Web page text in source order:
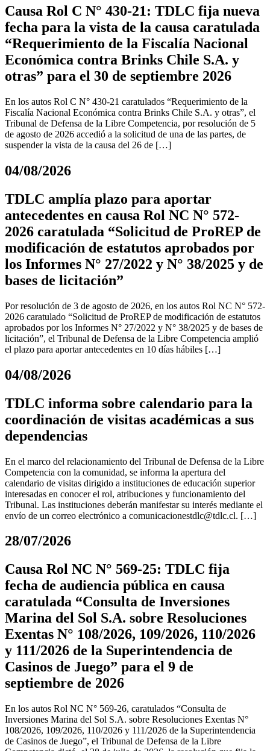
Causa Rol C N° 430-21: TDLC fija nueva
fecha para la vista de la causa caratulada
“Requerimiento de la Fiscalía Nacional
Económica contra Brinks Chile S.A. y
otras” para el 30 de septiembre 2026
En los autos Rol C N° 430-21 caratulados “Requerimiento de la
Fiscalía Nacional Económica contra Brinks Chile S.A. y otras”, el
Tribunal de Defensa de la Libre Competencia, por resolución de 5
de agosto de 2026 accedió a la solicitud de una de las partes, de
suspender la vista de la causa del 26 de […]
04/08/2026
TDLC amplía plazo para aportar
antecedentes en causa Rol NC N° 572-
2026 caratulada “Solicitud de ProREP de
modificación de estatutos aprobados por
los Informes N° 27/2022 y N° 38/2025 y de
bases de licitación”
Por resolución de 3 de agosto de 2026, en los autos Rol NC N° 572-
2026 caratulado “Solicitud de ProREP de modificación de estatutos
aprobados por los Informes N° 27/2022 y N° 38/2025 y de bases de
licitación”, el Tribunal de Defensa de la Libre Competencia amplió
el plazo para aportar antecedentes en 10 días hábiles […]
04/08/2026
TDLC informa sobre calendario para la
coordinación de visitas académicas a sus
dependencias
En el marco del relacionamiento del Tribunal de Defensa de la Libre
Competencia con la comunidad, se informa la apertura del
calendario de visitas dirigido a instituciones de educación superior
interesadas en conocer el rol, atribuciones y funcionamiento del
Tribunal. Las instituciones deberán manifestar su interés mediante el
envío de un correo electrónico a comunicacionestdlc@tdlc.cl. […]
28/07/2026
Causa Rol NC N° 569-25: TDLC fija
fecha de audiencia pública en causa
caratulada “Consulta de Inversiones
Marina del Sol S.A. sobre Resoluciones
Exentas N° 108/2026, 109/2026, 110/2026
y 111/2026 de la Superintendencia de
Casinos de Juego” para el 9 de
septiembre de 2026
En los autos Rol NC N° 569-26, caratulados “Consulta de
Inversiones Marina del Sol S.A. sobre Resoluciones Exentas N°
108/2026, 109/2026, 110/2026 y 111/2026 de la Superintendencia
de Casinos de Juego”, el Tribunal de Defensa de la Libre